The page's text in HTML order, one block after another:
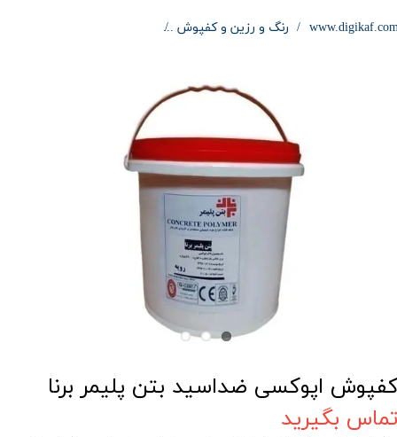
رنگ و رزین و کفپوش
اپوکسی ضداسید بتن پلیمر برنا
بگیرید